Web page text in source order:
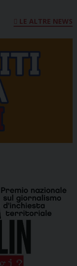
LE ALTRE NEWS